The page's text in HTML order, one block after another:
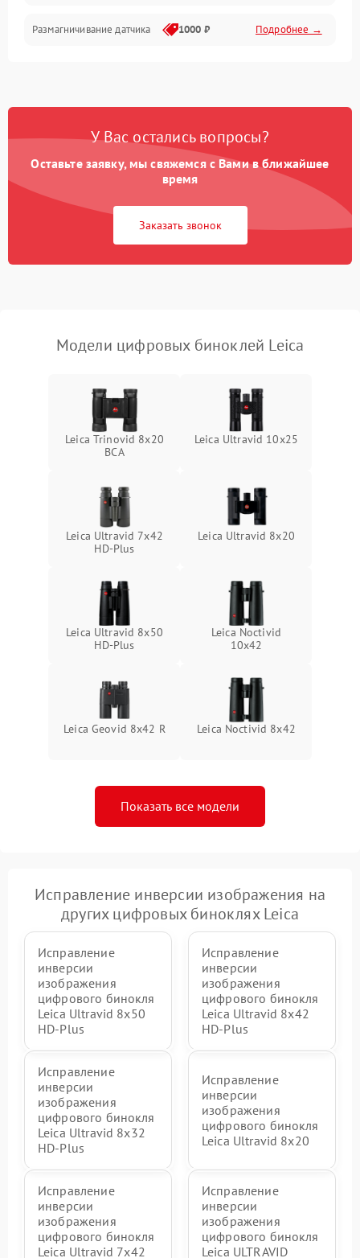
Размагничивание датчика 1000 ₽ Подробнее →
цветов дисплея
Подробнее →
коркое время
1000 ₽ Подробнее →
1500 ₽ Подробнее →
У Вас остались вопросы?
Оставьте заявку, мы свяжемся с Вами в ближайшее
время
Заказать звонок
Модели цифровых биноклей Leica
Leica Trinovid 8x20
BCA
Leica Ultravid 10x25
Leica Ultravid 7x42
HD-Plus
Leica Ultravid 8x20
Leica Ultravid 8x50
HD-Plus
Leica Noctivid
10x42
Leica Geovid 8x42 R Leica Noctivid 8x42
Показать все модели
Исправление инверсии изображения на
других цифровых биноклях Leica
Исправление
инверсии
изображения
цифрового бинокля
Leica Ultravid 8x50
HD-Plus
Исправление
инверсии
изображения
цифрового бинокля
Leica Ultravid 8x42
HD-Plus
Исправление
инверсии
изображения
цифрового бинокля
Leica Ultravid 8x32
HD-Plus
Исправление
инверсии
изображения
цифрового бинокля
Leica Ultravid 8x20
Исправление
инверсии
изображения
цифрового бинокля
Leica Ultravid 7x42
Исправление
инверсии
изображения
цифрового бинокля
Leica ULTRAVID